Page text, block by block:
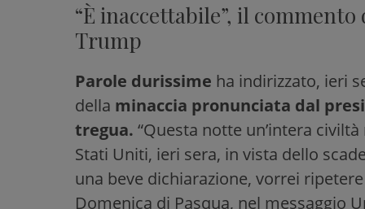
“È inaccettabile”, il
Trump
Parole durissime ha indirizzato, ieri
della minaccia pronunciata dal
tregua. “Questa notte un’intera
Stati Uniti, ieri sera, in vista dello
una beve dichiarazione, vorrei
Domenica di Pasqua, nel messaggio